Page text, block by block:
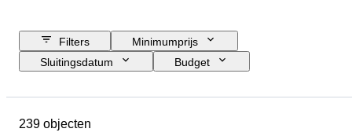
Filters
Minimumprijs
Sluitingsdatum
Budget
Conditie
239 objecten